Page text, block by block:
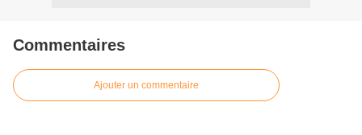
Commentaires
Ajouter un commentaire